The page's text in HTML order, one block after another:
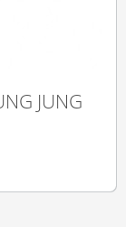
JUNG